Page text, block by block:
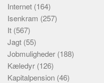
Internet (164)
Isenkram (257)
It (567)
Jagt (55)
Jobmuligheder (188)
Kæledyr (126)
Kapitalpension (46)